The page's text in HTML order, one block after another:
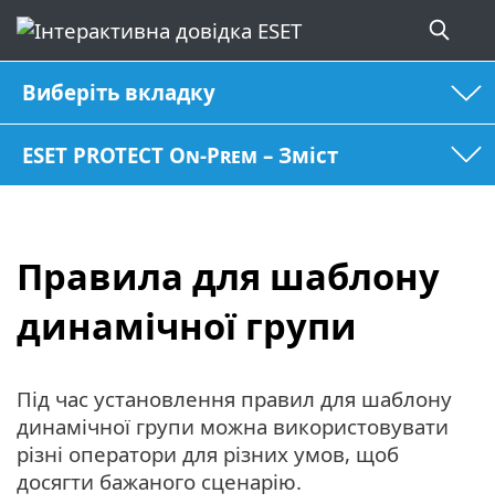
Виберіть вкладку
ESET PROTECT On-Prem – Зміст
Правила для шаблону
динамічної групи
Під час установлення правил для шаблону
динамічної групи можна використовувати
різні оператори для різних умов, щоб
досягти бажаного сценарію.